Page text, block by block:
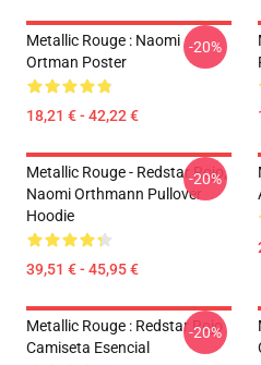
Metallic Rouge : Naomi
Ortman Poster
18,21 € - 42,22 €
-20%
Metallic Rouge - Redstar Rojo,
Naomi Orthmann Pullover
Hoodie
39,51 € - 45,95 €
-20%
Metallic Rouge : Redstar Rojo
Camiseta Esencial
-20%